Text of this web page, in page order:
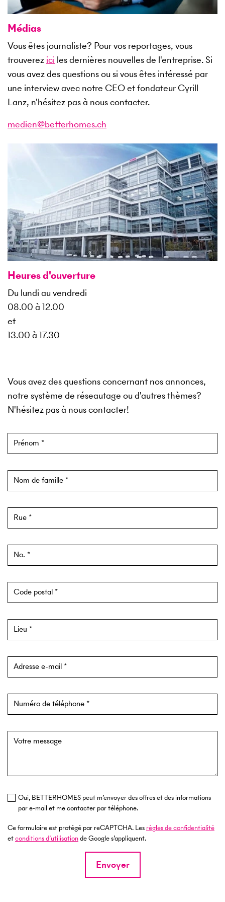
Médias
Vous êtes journaliste? Pour vos reportages, vous
trouverez ici les dernières nouvelles de l'entreprise. Si
vous avez des questions ou si vous êtes intéressé par
une interview avec notre CEO et fondateur Cyrill
Lanz, n'hésitez pas à nous contacter.
medien@betterhomes.ch
Heures d'ouverture
Du lundi au vendredi
08.00 à 12.00
et
13.00 à 17.30
Vous avez des questions concernant nos annonces,
notre système de réseautage ou d'autres thèmes?
N'hésitez pas à nous contacter!
de contact
Prénom
Nom de famille
Rue
No.
Code postal
Lieu
Adresse e-mail
Numéro de téléphone
Votre message
Oui, BETTERHOMES peut m’envoyer des offres et des informations
par e-mail et me contacter par téléphone.
Ce formulaire est protégé par reCAPTCHA. Les règles de confidentialité
etconditions d’utilisationde Google s’appliquent.
Envoyer